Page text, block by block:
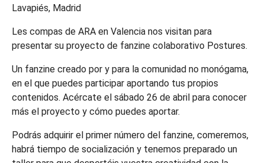
Lavapiés, Madrid
Les compas de ARA en Valencia nos visitan para
presentar su proyecto de fanzine colaborativo Postures.
Un fanzine creado por y para la comunidad no monógama,
en el que puedes participar aportando tus propios
contenidos. Acércate el sábado 26 de abril para conocer
más el proyecto y cómo puedes aportar.
Podrás adquirir el primer número del fanzine, comeremos,
habrá tiempo de socialización y tenemos preparado un